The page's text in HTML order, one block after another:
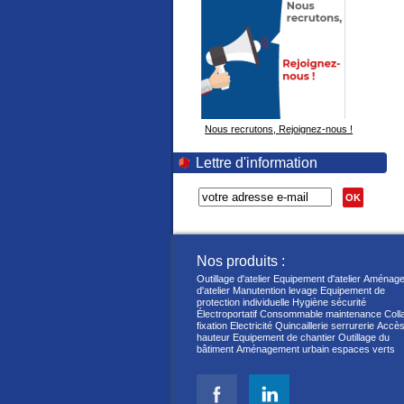
Nous recrutons, Rejoignez-nous !
Lettre d'information
OK
Nos produits :
Outillage d'atelier Equipement d'atelier
d'atelier Manutention levage Equipement de
protection individuelle Hygiène sécurité
Électroportatif Consommable maintenance
fixation Electricité Quincaillerie serrurerie
hauteur Equipement de chantier Outillage du
bâtiment Aménagement urbain espaces verts